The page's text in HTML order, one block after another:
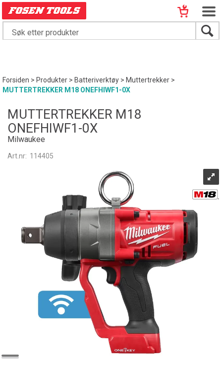
Forsiden>Produkter>Batteriverktøy>Muttertrekker>
MUTTERTREKKER M18 ONEFHIWF1-0X
MUTTERTREKKER M18
ONEFHIWF1-0X
Milwaukee
Art.nr: 114405